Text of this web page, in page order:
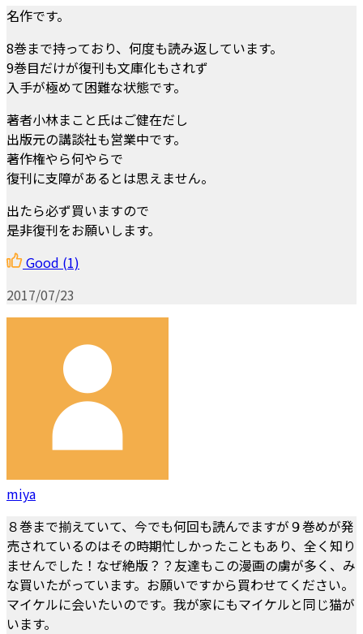
名作です。
8巻まで持っており、何度も読み返しています。
9巻目だけが復刊も文庫化もされず
入手が極めて困難な状態です。
著者小林まこと氏はご健在だし
出版元の講談社も営業中です。
著作権やら何やらで
復刊に支障があるとは思えません。
出たら必ず買いますので
是非復刊をお願いします。
Good (1)
2017/07/23
miya
８巻まで揃えていて、今でも何回も読んでますが９巻めが発
売されているのはその時期忙しかったこともあり、全く知り
ませんでした！なぜ絶版？？友達もこの漫画の虜が多く、み
な買いたがっています。お願いですから買わせてください。
マイケルに会いたいのです。我が家にもマイケルと同じ猫が
います。